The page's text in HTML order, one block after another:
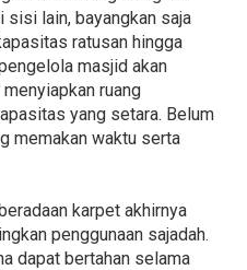
sisi lain, bayangkan saja
ratusan hingga
masjid akan
ruang
yang setara. Belum
memakan waktu serta
karpet akhirnya
penggunaan sajadah.
dapat bertahan selama